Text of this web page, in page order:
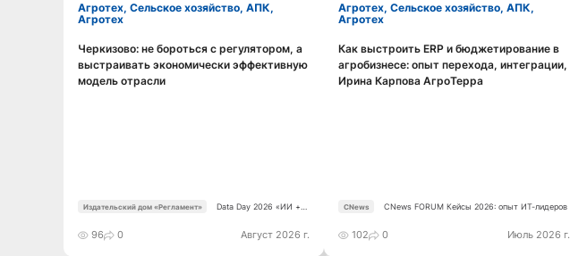
Агротех, Сельское хозяйство, АПК,
Агротех
Смотреть видео
Черкизово: не бороться с регулятором, а
выстраивать экономически эффективную
модель отрасли
Издательский дом «Регламент»
Data Day 2026 «ИИ +
уверенный курс в
динамичной среде»
96 0 Август 2026 г.
Агротех, Сельское хозяйство, АПК,
Агротех
Смотреть видео
Как выстроить ERP и бюджетирование в
агробизнесе: опыт перехода, интеграции,
Ирина Карпова АгроТерра
CNews CNews FORUM Кейсы 2026: опыт ИТ-лидеров
102 0 Июль 2026 г.